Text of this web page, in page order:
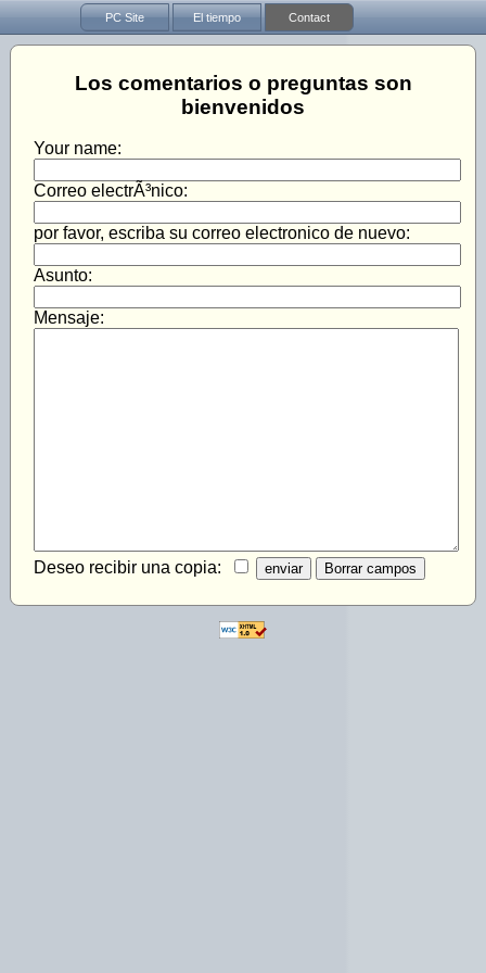
PC Site El tiempo Contact
Los comentarios o preguntas son
bienvenidos
Your name:
Correo electrÃ³nico:
por favor, escriba su correo electronico de nuevo:
Asunto:
Mensaje:
Deseo recibir una copia: